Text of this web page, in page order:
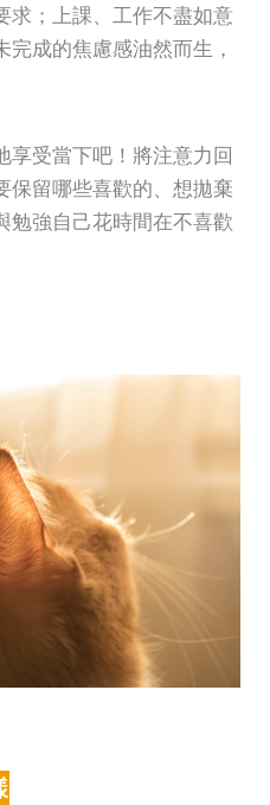
求；上課、工作不盡如意
成的焦慮感油然而生，
享受當下吧！將注意力回
保留哪些喜歡的、想拋棄
勉強自己花時間在不喜歡